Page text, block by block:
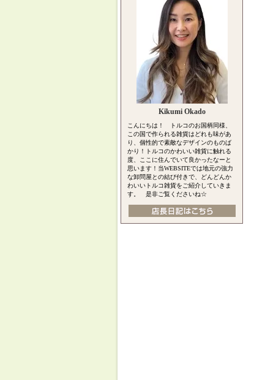
Kikumi Okado
こんにちは！ トルコのお国柄同様、
この国で作られる雑貨はどれも味があ
り、個性的で素敵なデザインのものば
かり！トルコのかわいい雑貨に触れる
度、ここに住んでいて良かったなーと
思います！当WEBSITEでは地元の強力
な卸問屋との結び付きで、どんどんか
わいいトルコ雑貨をご紹介していきま
す。 是非ご覧くださいね☆